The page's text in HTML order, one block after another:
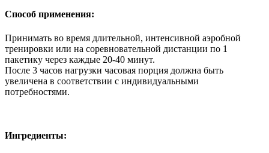
Способ применения:
Принимать во время длительной, интенсивной аэробной
тренировки или на соревновательной дистанции по 1
пакетику через каждые 20-40 минут.
После 3 часов нагрузки часовая порция должна быть
увеличена в соответствии с индивидуальными
потребностями.
Ингредиенты: